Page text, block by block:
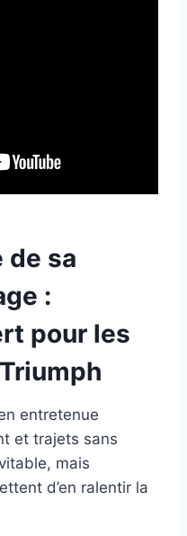
de sa
:
pour les
entretenue
et trajets sans
mais
d’en ralentir la